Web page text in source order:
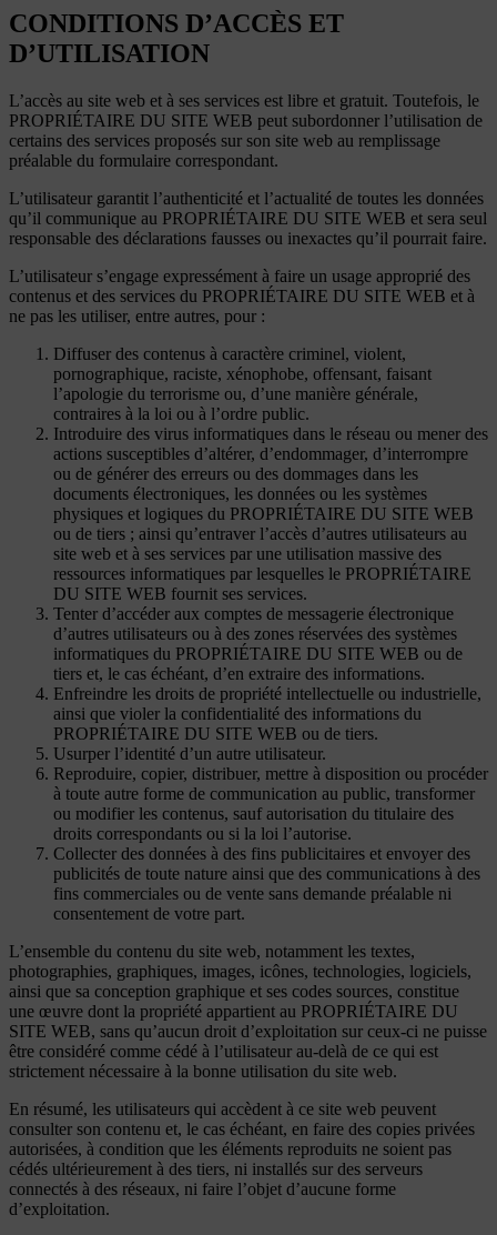
CONDITIONS D’ACCÈS ET
D’UTILISATION
L’accès au site web et à ses services est libre et gratuit. Toutefois, le
PROPRIÉTAIRE DU SITE WEB peut subordonner l’utilisation de
certains des services proposés sur son site web au remplissage
préalable du formulaire correspondant.
L’utilisateur garantit l’authenticité et l’actualité de toutes les données
qu’il communique au PROPRIÉTAIRE DU SITE WEB et sera seul
responsable des déclarations fausses ou inexactes qu’il pourrait faire.
L’utilisateur s’engage expressément à faire un usage approprié des
contenus et des services du PROPRIÉTAIRE DU SITE WEB et à
ne pas les utiliser, entre autres, pour :
Diffuser des contenus à caractère criminel, violent,
pornographique, raciste, xénophobe, offensant, faisant
l’apologie du terrorisme ou, d’une manière générale,
contraires à la loi ou à l’ordre public.
Introduire des virus informatiques dans le réseau ou mener des
actions susceptibles d’altérer, d’endommager, d’interrompre
ou de générer des erreurs ou des dommages dans les
documents électroniques, les données ou les systèmes
physiques et logiques du PROPRIÉTAIRE DU SITE WEB
ou de tiers ; ainsi qu’entraver l’accès d’autres utilisateurs au
site web et à ses services par une utilisation massive des
ressources informatiques par lesquelles le PROPRIÉTAIRE
DU SITE WEB fournit ses services.
Tenter d’accéder aux comptes de messagerie électronique
d’autres utilisateurs ou à des zones réservées des systèmes
informatiques du PROPRIÉTAIRE DU SITE WEB ou de
tiers et, le cas échéant, d’en extraire des informations.
Enfreindre les droits de propriété intellectuelle ou industrielle,
ainsi que violer la confidentialité des informations du
PROPRIÉTAIRE DU SITE WEB ou de tiers.
Usurper l’identité d’un autre utilisateur.
Reproduire, copier, distribuer, mettre à disposition ou procéder
à toute autre forme de communication au public, transformer
ou modifier les contenus, sauf autorisation du titulaire des
droits correspondants ou si la loi l’autorise.
Collecter des données à des fins publicitaires et envoyer des
publicités de toute nature ainsi que des communications à des
fins commerciales ou de vente sans demande préalable ni
consentement de votre part.
L’ensemble du contenu du site web, notamment les textes,
photographies, graphiques, images, icônes, technologies, logiciels,
ainsi que sa conception graphique et ses codes sources, constitue
une œuvre dont la propriété appartient au PROPRIÉTAIRE DU
SITE WEB, sans qu’aucun droit d’exploitation sur ceux-ci ne puisse
être considéré comme cédé à l’utilisateur au-delà de ce qui est
strictement nécessaire à la bonne utilisation du site web.
En résumé, les utilisateurs qui accèdent à ce site web peuvent
consulter son contenu et, le cas échéant, en faire des copies privées
autorisées, à condition que les éléments reproduits ne soient pas
cédés ultérieurement à des tiers, ni installés sur des serveurs
connectés à des réseaux, ni faire l’objet d’aucune forme
d’exploitation.